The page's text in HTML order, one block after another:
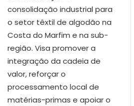
consolidação industrial para
o setor têxtil de algodão na
Costa do Marfim e na sub-
região. Visa promover a
integração da cadeia de
valor, reforçar o
processamento local de
matérias-primas e apoiar o